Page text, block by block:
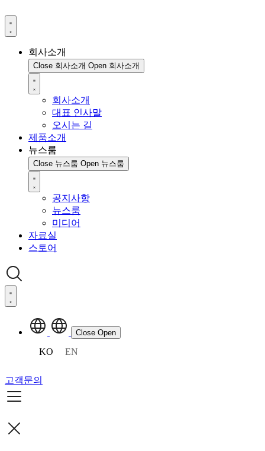
회사소개
Close 회사소개 Open 회사소개
회사소개
대표 인사말
오시는 길
제품소개
뉴스룸
Close 뉴스룸 Open 뉴스룸
공지사항
뉴스룸
미디어
자료실
스토어
Close Open
KO EN
고객문의